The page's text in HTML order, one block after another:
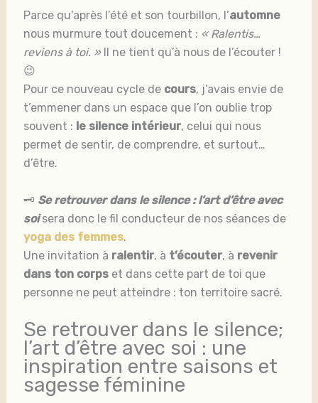
Parce qu’après l’été et son tourbillon, l’automne
nous murmure tout doucement : « Ralentis…
reviens à toi. »Il ne tient qu’à nous de l’écouter !
😉
Pour ce nouveau cycle de cours, j’avais envie de
t’emmener dans un espace que l’on oublie trop
souvent : le silence intérieur, celui qui nous
permet de sentir, de comprendre, et surtout…
d’être.
🗝️ Se retrouver dans le silence : l’art d’être avec
soisera donc le fil conducteur de nos séances de
yoga des femmes.
Une invitation à ralentir, à t’écouter, à revenir
dans ton corpset dans cette part de toi que
personne ne peut atteindre : ton territoire sacré.
Se retrouver dans le silence;
l’art d’être avec soi : une
inspiration entre saisons et
sagesse féminine